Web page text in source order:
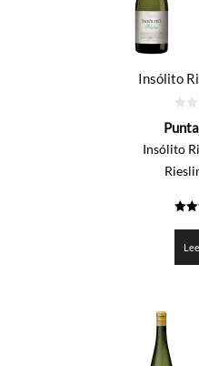
Insólito
de
Insólito
de